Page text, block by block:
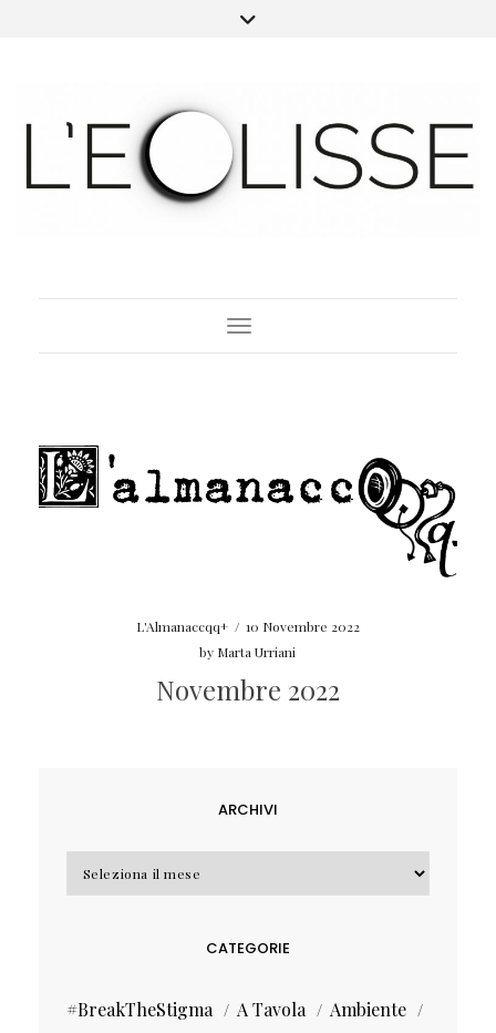
Toggle Navigation
L'Almanaccqq+ / 10 Novembre 2022
by Marta Urriani
Novembre 2022
ARCHIVI
Archivi
CATEGORIE
#BreakTheStigma A Tavola
Ambiente